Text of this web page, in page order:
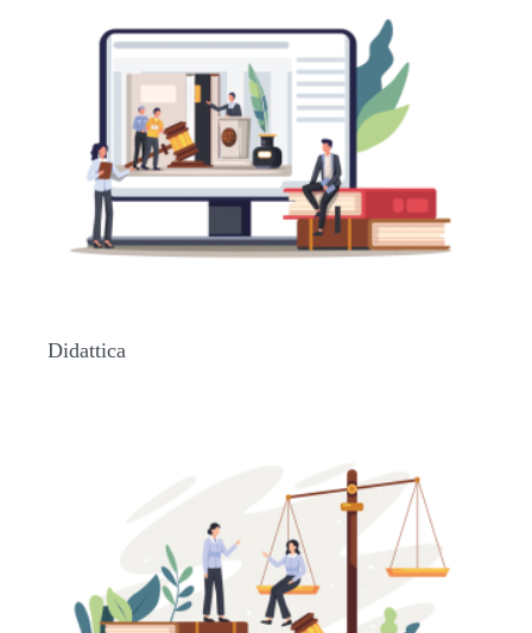
Didattica